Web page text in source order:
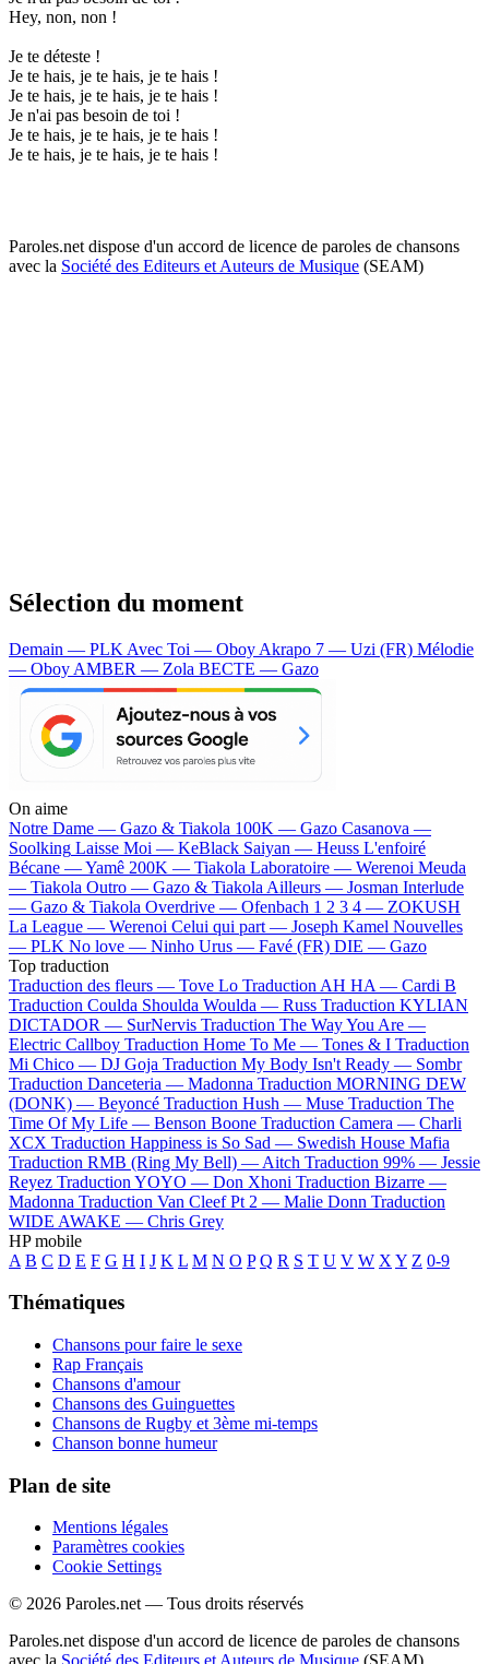
Hey, non, non !
Je te déteste !
Je te hais, je te hais, je te hais !
Je te hais, je te hais, je te hais !
Je n'ai pas besoin de toi !
Je te hais, je te hais, je te hais !
Je te hais, je te hais, je te hais !
Paroles.net dispose d'un accord de licence de paroles de chansons
avec la Société des Editeurs et Auteurs de Musique (SEAM)
Sélection du moment
Demain — PLK Avec Toi — Oboy Akrapo 7 — Uzi (FR) Mélodie
— Oboy AMBER — Zola BECTE — Gazo
On aime
Notre Dame — Gazo & Tiakola 100K — Gazo Casanova —
Soolking Laisse Moi — KeBlack Saiyan — Heuss L'enfoiré
Bécane —Yamê 200K — Tiakola Laboratoire — Werenoi Meuda
— Tiakola Outro — Gazo & Tiakola Ailleurs — Josman Interlude
— Gazo & Tiakola Overdrive — Ofenbach 1 2 3 4 — ZOKUSH
La League — Werenoi Celui qui part — Joseph Kamel Nouvelles
— PLK No love — Ninho Urus — Favé (FR) DIE — Gazo
Top traduction
Traduction des fleurs — Tove Lo Traduction AH HA — Cardi B
Traduction Coulda Shoulda Woulda — Russ Traduction KYLIAN
DICTADOR — SurNervis Traduction The Way You Are —
Electric Callboy Traduction Home To Me — Tones & I Traduction
Mi Chico — DJ Goja Traduction My Body Isn't Ready — Sombr
Traduction Danceteria — Madonna Traduction MORNING DEW
(DONK) — Beyoncé Traduction Hush — Muse Traduction The
Time Of My Life — Benson Boone Traduction Camera — Charli
XCX Traduction Happiness is So Sad — Swedish House Mafia
Traduction RMB (Ring My Bell) — Aitch Traduction 99% — Jessie
Reyez Traduction YOYO — Don Xhoni Traduction Bizarre —
Madonna Traduction Van Cleef Pt 2 — Malie Donn Traduction
WIDE AWAKE — Chris Grey
HP mobile
A B C D E F G H I J K L M N O P Q R S T U V W X Y Z 0-9
Thématiques
Chansons pour faire le sexe
Rap Français
Chansons d'amour
Chansons des Guinguettes
Chansons de Rugby et 3ème mi-temps
Chanson bonne humeur
Plan de site
Mentions légales
Paramètres cookies
Cookie Settings
© 2026 Paroles.net — Tous droits réservés
Paroles.net dispose d'un accord de licence de paroles de chansons